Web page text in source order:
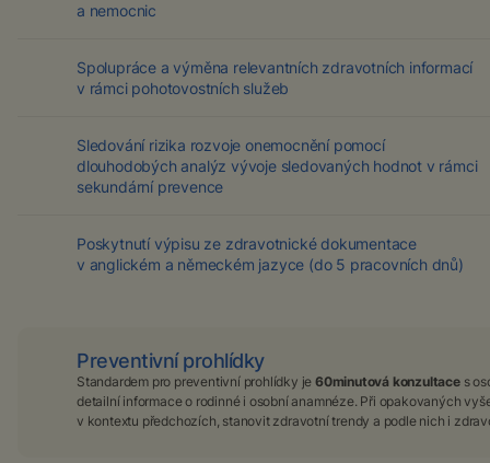
a nemocnic
Spolupráce a výměna relevantních zdravotních informací
v rámci pohotovostních služeb
Sledování rizika rozvoje onemocnění pomocí
dlouhodobých analýz vývoje sledovaných hodnot v rámci
sekundární prevence
Poskytnutí výpisu ze zdravotnické dokumentace
v anglickém a německém jazyce (do 5 pracovních dnů)
Preventivní prohlídky
Standardem pro preventivní prohlídky je 60minutová konzultaces
detailní informace o rodinné i osobní anamnéze. Při opakovaných
v kontextu předchozích, stanovit zdravotní trendy a podle nich i